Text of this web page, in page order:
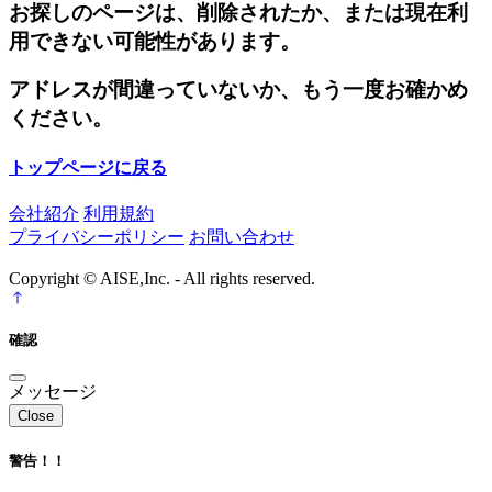
お探しのページは、削除されたか、または現在利
用できない可能性があります。
アドレスが間違っていないか、もう一度お確かめ
ください。
トップページに戻る
会社紹介 利用規約
プライバシーポリシー お問い合わせ
Copyright © AISE,Inc. - All rights reserved.
確認
メッセージ
Close
警告！！